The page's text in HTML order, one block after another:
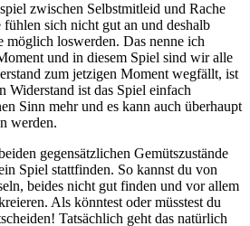
zwischen Selbstmitleid und Rache
sich nicht gut an und deshalb
loswerden. Das nenne ich
und in diesem Spiel sind wir alle
zum jetzigen Moment wegfällt, ist
Widerstand ist das Spiel einfach
Sinn mehr und es kann auch überhaupt
werden.
gegensätzlichen Gemütszustände
Spiel stattfinden. So kannst du von
beides nicht gut finden und vor allem
Als könntest oder müsstest du
Tatsächlich geht das natürlich